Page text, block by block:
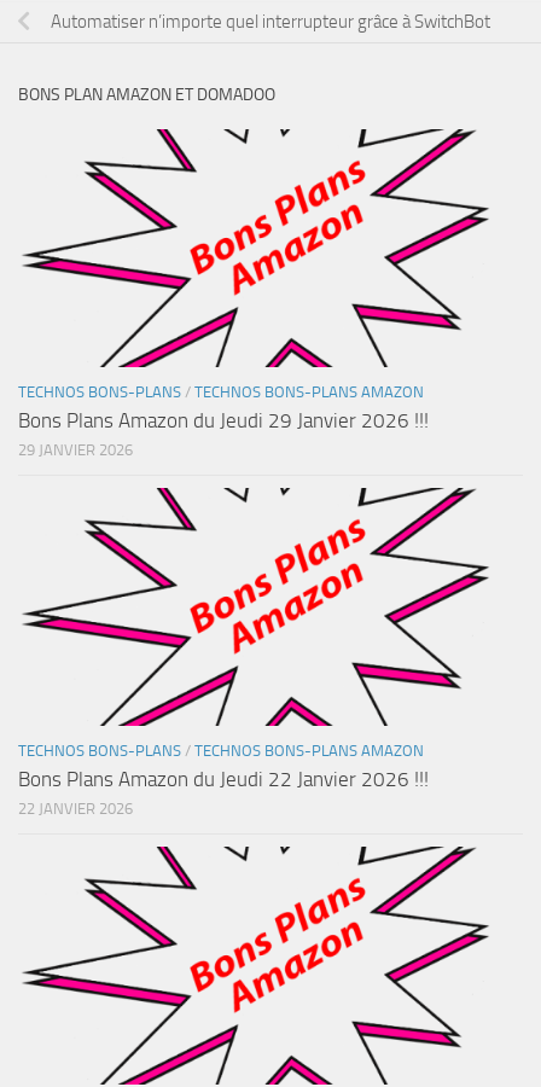
Automatiser n’importe quel interrupteur grâce à SwitchBot
BONS PLAN AMAZON ET DOMADOO
TECHNOS BONS-PLANS / TECHNOS BONS-PLANS AMAZON
Bons Plans Amazon du Jeudi 29 Janvier 2026 !!!
29 JANVIER 2026
TECHNOS BONS-PLANS / TECHNOS BONS-PLANS AMAZON
Bons Plans Amazon du Jeudi 22 Janvier 2026 !!!
22 JANVIER 2026